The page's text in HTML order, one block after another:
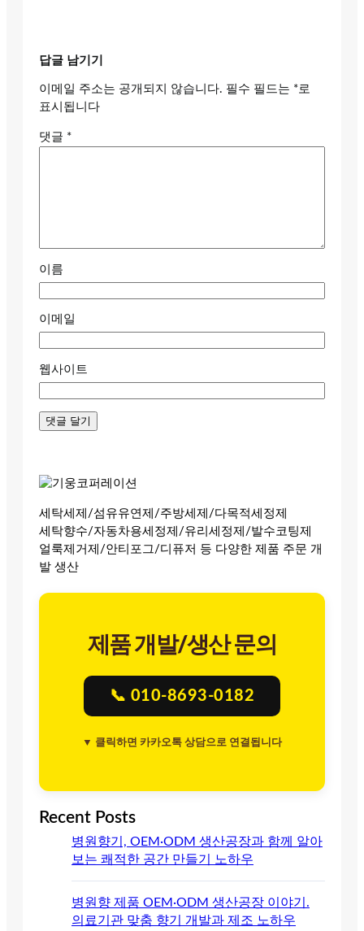
답글 남기기
이메일 주소는 공개되지 않습니다. 필수 필드는 *로
표시됩니다
댓글 *
이름
이메일
웹사이트
세탁세제/섬유유연제/주방세제/다목적세정제
세탁향수/자동차용세정제/유리세정제/발수코팅제
얼룩제거제/안티포그/디퓨저 등 다양한 제품 주문 개
발 생산
제품 개발/생산 문의
📞 010-8693-0182
▼ 클릭하면 카카오톡 상담으로 연결됩니다
Recent Posts
병원향기, OEM·ODM 생산공장과 함께 알아
보는 쾌적한 공간 만들기 노하우
병원향 제품 OEM·ODM 생산공장 이야기.
의료기관 맞춤 향기 개발과 제조 노하우